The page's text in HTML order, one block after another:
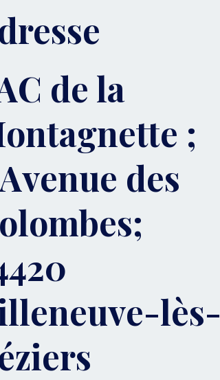
de la
;
des
lès-